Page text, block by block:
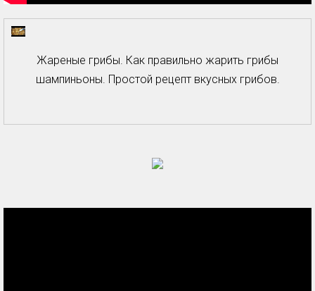
Жареные грибы. Как правильно жарить грибы
шампиньоны. Простой рецепт вкусных грибов.